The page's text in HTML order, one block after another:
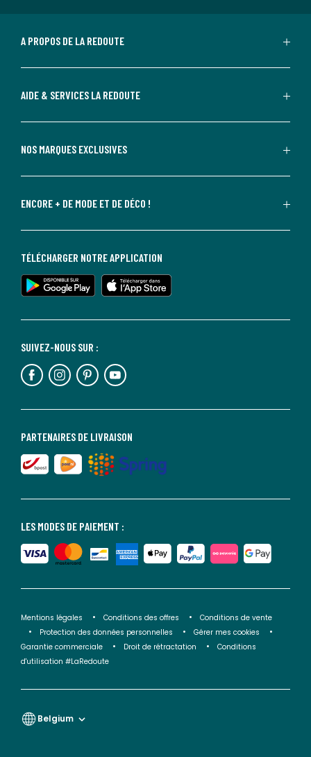
A PROPOS DE LA REDOUTE
AIDE & SERVICES LA REDOUTE
NOS MARQUES EXCLUSIVES
ENCORE + DE MODE ET DE DÉCO !
LES MODES DE PAIEMENT :
PARTENAIRES DE LIVRAISON
SUIVEZ-NOUS SUR :
TÉLÉCHARGER NOTRE APPLICATION
Mentions légales Conditions des offres
Conditions de vente
Protection des données personnelles
Gérer mes cookies
Garantie commerciale
Droit de rétractation
Conditions
d'utilisation #LaRedoute
Belgium